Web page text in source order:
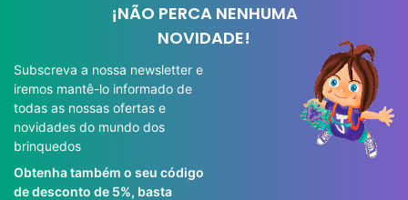
¡NÃO PERCA NENHUMA
NOVIDADE!
Subscreva a nossa newsletter e
iremos mantê-lo informado de
todas as nossas ofertas e
novidades do mundo dos
brinquedos
Obtenha também o seu código
de desconto de 5%, basta